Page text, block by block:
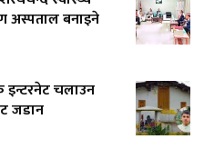
अस्पताल बनाइने
इन्टरनेट चलाउन
जडान